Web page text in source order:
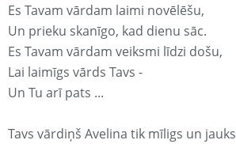
Es Tavam vārdam laimi novēlēšu,
Un prieku skanīgo, kad dienu sāc.
Es Tavam vārdam veiksmi līdzi došu,
Lai laimīgs vārds Tavs -
Un Tu arī pats ...
Tavs vārdiņš Avelina tik mīligs un jauks